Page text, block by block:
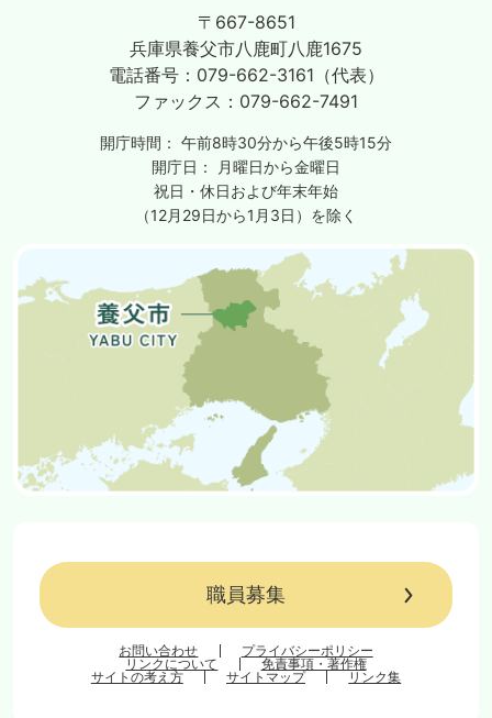
〒667-8651
兵庫県養父市八鹿町八鹿1675
電話番号： 079-662-3161（代表）
ファックス： 079-662-7491
開庁時間： 午前8時30分から午後5時15分
開庁日：
月曜日から金曜日
祝日・休日および年末年始
（12月29日から1月3日）を除く
職員募集
お問い合わせ
プライバシーポリシー
リンクについて
免責事項・著作権
サイトの考え方
サイトマップ リンク集